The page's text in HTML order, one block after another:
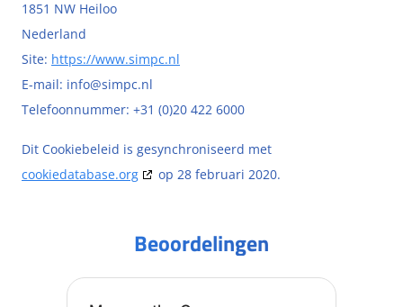
1851 NW Heiloo
Nederland
Site: https://www.simpc.nl
E-mail: info@simpc.nl
Telefoonnummer: +31 (0)20 422 6000
Dit Cookiebeleid is gesynchroniseerd met
cookiedatabase.org
op 28 februari 2020.
Beoordelingen